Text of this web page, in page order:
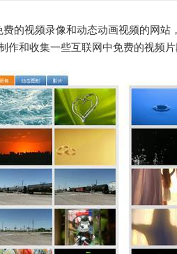
视频录像和动态动画视频的网站
和收集一些互联网中免费的视频片